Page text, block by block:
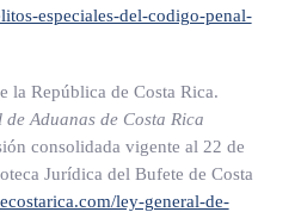
el responsable legal de cualquier
dedicado a la importación,
especiales-del-codigo-penal-
la República de Costa Rica.
de Aduanas de Costa Rica
consolidada vigente al 22 de
Jurídica del Bufete de Costa
ley-general-de-